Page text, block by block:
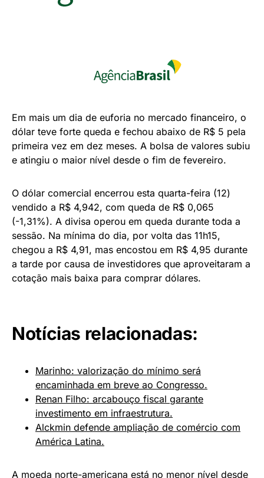
Em mais um dia de euforia no mercado financeiro, o
dólar teve forte queda e fechou abaixo de R$ 5 pela
primeira vez em dez meses. A bolsa de valores subiu
e atingiu o maior nível desde o fim de fevereiro.
O dólar comercial encerrou esta quarta-feira (12)
vendido a R$ 4,942, com queda de R$ 0,065
(-1,31%). A divisa operou em queda durante toda a
sessão. Na mínima do dia, por volta das 11h15,
chegou a R$ 4,91, mas encostou em R$ 4,95 durante
a tarde por causa de investidores que aproveitaram a
cotação mais baixa para comprar dólares.
Notícias relacionadas:
Marinho: valorização do mínimo será
encaminhada em breve ao Congresso.
Renan Filho: arcabouço fiscal garante
investimento em infraestrutura.
Alckmin defende ampliação de comércio com
América Latina.
A moeda norte-americana está no menor nível desde